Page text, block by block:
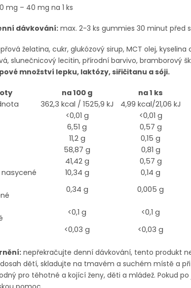
mg – 40 mg na 1 ks
dávkování:max. 2-3 ks gummies 30 minut před
želatina, cukr, glukózový sirup, MCT olej,
slunečnicový lecitin, přírodní barvivo, bramborový
množství lepku, laktózy, siřičitanu a sóji.
na 100 g
na 1 ks
362,3 kcal / 1525,9 kJ
4,99 kcal/21,06 kJ
<0,01 g
<0,01 g
6,51 g
0,57 g
11,2 g
0,15 g
58,87 g
0,81 g
41,42 g
0,57 g
10,34 g
0,14 g
0,34 g
0,005 g
<0,1 g
<0,1 g
<0,03 g <0,03 g
nepřekračujte denní dávkování, tento produkt
dětí, skladujte na tmavém a suchém místě a
pro těhotné a kojící ženy, děti a mládež. Pokud